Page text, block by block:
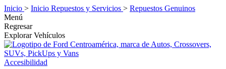
Inicio > Inicio Repuestos y Servicios > Repuestos Genuinos
Menú
Regresar
Explorar Vehículos
Accesibilidad